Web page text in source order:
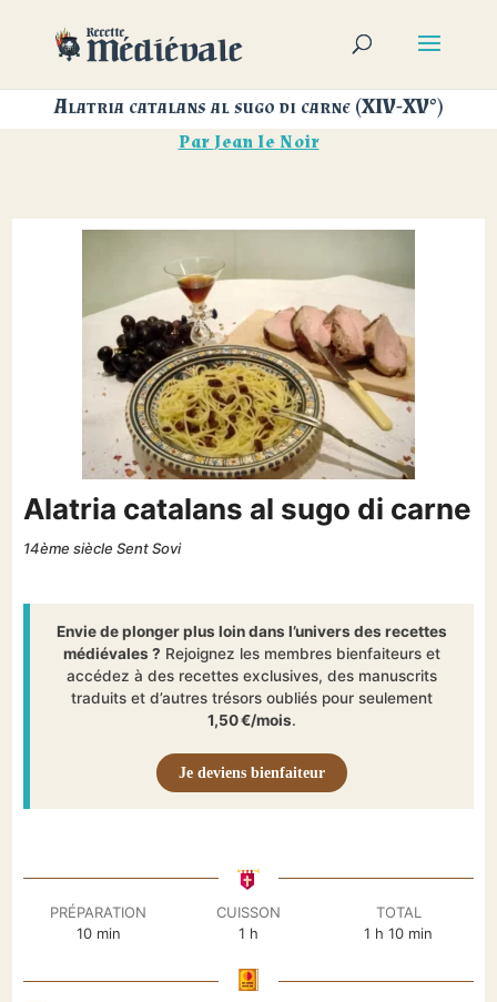
Alatria catalans al sugo di carne (XIV-XV°)
Par Jean le Noir
Alatria catalans al sugo di carne
14ème siècle Sent Sovi
Envie de plonger plus loin dans l’univers des recettes
médiévales ? Rejoignez les membres bienfaiteurs et
accédez à des recettes exclusives, des manuscrits
traduits et d’autres trésors oubliés pour seulement
1,50 €/mois.
Je deviens bienfaiteur
PRÉPARATION
10minutes
min
CUISSON
1 heure
h
TOTAL
1 heure
h 10minutes
min